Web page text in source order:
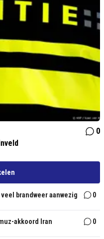
0
brandweer aanwezig 0
akkoord Iran 0